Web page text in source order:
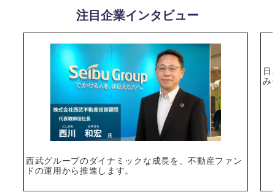
注目企業インタビュー
西武グループのダイナミックな成長を、不動産ファン
ドの運用から推進します。
日
み